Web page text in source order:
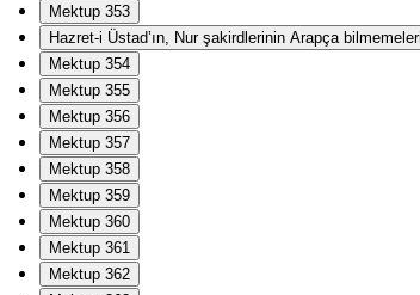
Mektup 353
Hazret-i Üstad’ın, Nur şakirdlerinin Arapça
Mektup 354
Mektup 355
Mektup 356
Mektup 357
Mektup 358
Mektup 359
Mektup 360
Mektup 361
Mektup 362